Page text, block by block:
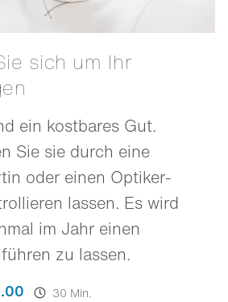
ein kostbares Gut.
Sie sie durch eine
oder einen Optiker-
lassen. Es wird
im Jahr einen
zu lassen.
30 Min.